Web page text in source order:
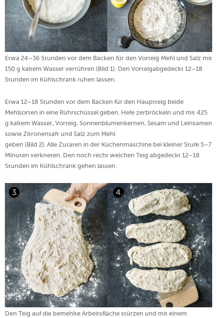
Etwa 24–36 Stunden vor dem Backen für den Vorteig Mehl und Salz mit
150 g kaltem Wasser verrühren (Bild 1). Den Vorteigabgedeckt 12–18
Stunden im Kühlschrank ruhen lassen.
Etwa 12–18 Stunden vor dem Backen für den Hauptteig beide
Mehlsorten in eine Rührschüssel geben. Hefe zerbröckeln und mit 425
g kaltem Wasser, Vorteig, Sonnenblumenkernen, Sesam und Leinsamen
sowie Zitronensaft und Salz zum Mehl
geben (Bild 2). Alle Zutaten in der Küchenmaschine bei kleiner Stufe 5–7
Minuten verkneten. Den noch recht weichen Teig abgedeckt 12–18
Stunden im Kühlschrank gehen lassen.
Den Teig auf die bemehlte Arbeitsfläche stürzen und mit einem